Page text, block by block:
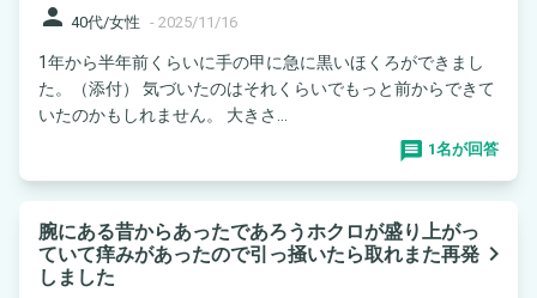
person 40代/女性 - 2025/11/16
1年から半年前くらいに手の甲に急に黒いほくろができまし
た。（添付） 気づいたのはそれくらいでもっと前からできて
いたのかもしれません。 大きさ...
1名が回答
腕にある昔からあったであろうホクロが盛り上がっ
ていて痒みがあったので引っ掻いたら取れまた再発
しました
navigate_next